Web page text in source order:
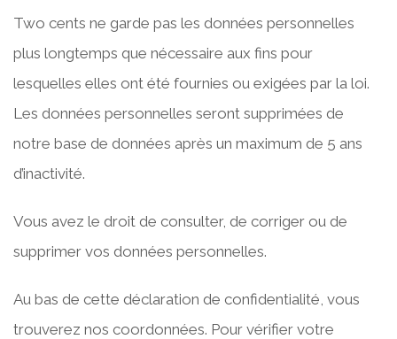
Two cents ne garde pas les données personnelles
plus longtemps que nécessaire aux fins pour
lesquelles elles ont été fournies ou exigées par la loi.
Les données personnelles seront supprimées de
notre base de données après un maximum de 5 ans
d’inactivité.
Vous avez le droit de consulter, de corriger ou de
supprimer vos données personnelles.
Au bas de cette déclaration de confidentialité, vous
trouverez nos coordonnées. Pour vérifier votre